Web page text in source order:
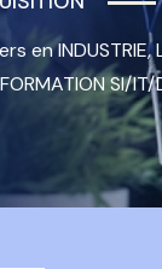
en INDUSTRIE,
SI/IT/